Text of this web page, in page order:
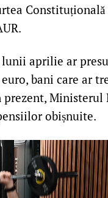
Constituțională
aprilie ar
bani care ar
prezent,
obișnuite.